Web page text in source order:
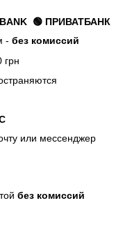
🟢 ПРИВАТБАНК
- без комиссий
грн
или мессенджер
без комиссий